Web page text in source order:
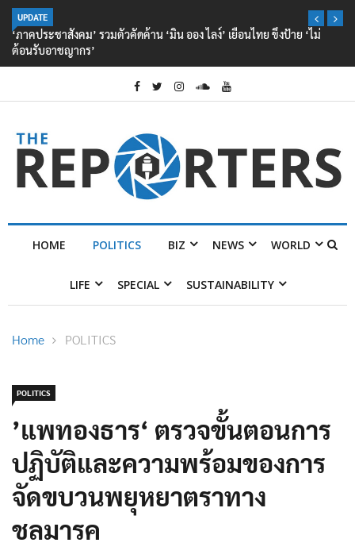
UPDATE
‘ภาคประชาสังคม’ รวมตัวคัดค้าน ‘มิน ออง ไลง์’ เยือนไทย ขึงป้าย ‘ไม่
ต้อนรับอาชญากร’
HOME POLITICS BIZ NEWS WORLD
LIFE SPECIAL SUSTAINABILITY
Home POLITICS
POLITICS
’แพทองธาร‘ ตรวจขั้นตอนการ
ปฏิบัติและความพร้อมของการ
จัดขบวนพยุหยาตราทาง
ชลมารค